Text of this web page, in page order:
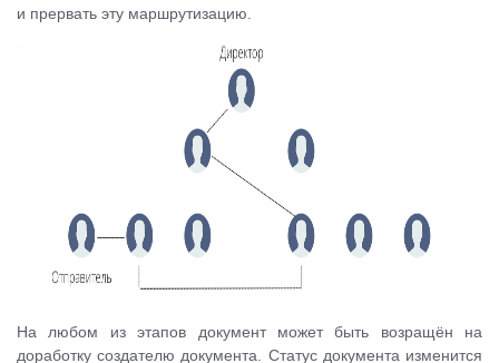
и прервать эту маршрутизацию.
На любом из этапов документ может быть возращён на
доработку создателю документа. Статус документа изменится